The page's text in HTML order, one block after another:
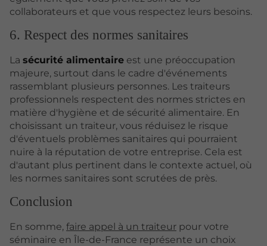
collaborateurs et que vous respectez leurs besoins.
6. Respect des normes sanitaires
La sécurité alimentaire est une préoccupation
majeure, surtout dans le cadre d'événements
rassemblant plusieurs personnes. Les traiteurs
professionnels respectent des normes strictes en
matière d'hygiène et de sécurité alimentaire. En
choisissant un traiteur, vous réduisez le risque
d'éventuels problèmes sanitaires qui pourraient
nuire à la réputation de votre entreprise. Cela est
d'autant plus pertinent dans le contexte actuel, où
les normes sanitaires sont scrutées de près.
Conclusion
En somme, faire appel à un traiteur pour votre
séminaire en Île-de-France représente un choix